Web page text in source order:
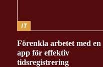
IT
Förenkla arbetet med en
app för effektiv
tidsregistrering